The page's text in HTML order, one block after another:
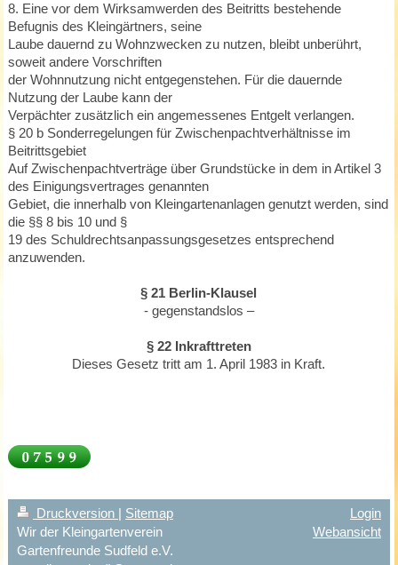
8. Eine vor dem Wirksamwerden des Beitritts bestehende
Befugnis des Kleingärtners, seine
Laube dauernd zu Wohnzwecken zu nutzen, bleibt unberührt,
soweit andere Vorschriften
der Wohnnutzung nicht entgegenstehen. Für die dauernde
Nutzung der Laube kann der
Verpächter zusätzlich ein angemessenes Entgelt verlangen.
§ 20 b Sonderregelungen für Zwischenpachtverhältnisse im
Beitrittsgebiet
Auf Zwischenpachtverträge über Grundstücke in dem in Artikel 3
des Einigungsvertrages genannten
Gebiet, die innerhalb von Kleingartenanlagen genutzt werden, sind
die §§ 8 bis 10 und §
19 des Schuldrechtsanpassungsgesetzes entsprechend
anzuwenden.
§ 21 Berlin-Klausel
- gegenstandslos –
§ 22 Inkrafttreten
Dieses Gesetz tritt am 1. April 1983 in Kraft.
Druckversion | Sitemap
Wir der Kleingartenverein
Gartenfreunde Sudfeld e.V.
Login
Webansicht